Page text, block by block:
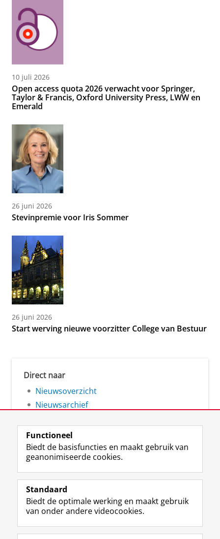
10 juli 2026
Open access quota 2026 verwacht voor Springer,
Taylor & Francis, Oxford University Press, LWW en
Emerald
26 juni 2026
Stevinpremie voor Iris Sommer
26 juni 2026
Start werving nieuwe voorzitter College van Bestuur
Direct naar
Nieuwsoverzicht
Nieuwsarchief
Volg de RUG
F
a
e
b
o
L
i
k
e
I
R
S
-
f
e
I
n
t
r
Y
o
T
e
Studiekiezers
Functioneel
Biedt de basisfuncties en maakt gebruik van
geanonimiseerde cookies.
Standaard
Biedt de optimale werking en maakt gebruik
van onder andere videocookies.